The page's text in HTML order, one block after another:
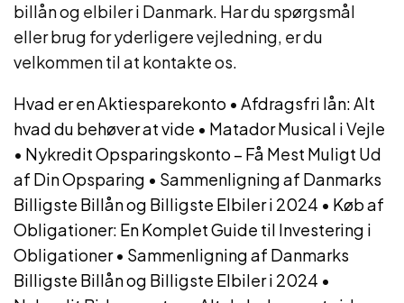
billån og elbiler i Danmark. Har du spørgsmål
eller brug for yderligere vejledning, er du
velkommen til at kontakte os.
Hvad er en Aktiesparekonto • Afdragsfri lån: Alt
hvad du behøver at vide • Matador Musical i Vejle
• Nykredit Opsparingskonto – Få Mest Muligt Ud
af Din Opsparing • Sammenligning af Danmarks
Billigste Billån og Billigste Elbiler i 2024 • Køb af
Obligationer: En Komplet Guide til Investering i
Obligationer• Sammenligning af Danmarks
Billigste Billån og Billigste Elbiler i 2024 •